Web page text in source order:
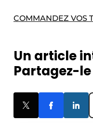
COMMANDEZ VOS
Un article
Partagez-